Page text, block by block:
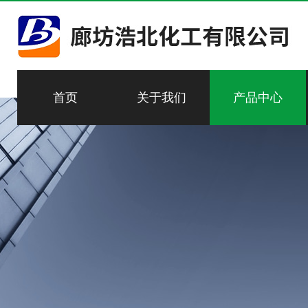
首页 关于我们 产品中心